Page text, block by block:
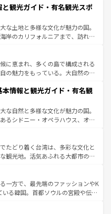
い。
や、スイスならではのユニークな
観光だけでなく町歩きも満喫する
得が高いため物価も高いが、旅行
サービスもあり、うまく活用すれ
観光ガイド・有名観光スポ
な土地と多様な文化が魅力の国。
岸のカリフォルニアまで、訪れる
光、ショッピング、エンターテイ
的なスポットだ。一方、アメリカ
、グランドキャニオンやイエロー
は、音楽と美食が融合した独特の
メリカの各地域で異なる魅力を楽
と豊かな歴史を感じることができ
トリップや列車の旅も、アメリカ
に恵まれ、多くの島で構成される
の魅力をもっている。大自然の神
た、定番の観光地といえばオアフ
めるならマウイ島やカウアイ島が
リーンに輝く海をはじめ、豊かな
る。「アロハスピリット」と呼ば
フードやハワイアンミュージッ
など、すべてがハワイの魅力を彩
新しい発見と感動が待っているハ
情報と観光ガイド・有名観
な自然と多様な文化が魅力の国。
るシドニー・オペラハウス、オー
にそびえるウルル（エアーズロッ
い原生林やケアンズの熱帯雨林な
。また、カフェやワイン、オージ
充実しており、サーフィンやダイ
、アウトドア好きにはたまらな
彩な魅力を存分に味わいつくそ
たどり着く台湾は、多彩な文化と
観光地。活気あふれる大都市の台
である台湾東部など、都市の喧騒
ており、訪れる人に新しい発見と
。また、奥深い台湾の食文化も魅
ーツなど、バラエティ豊かな料理
一方で、最先端のファッションやK
る韓国。首都ソウルの宮殿や伝統
四季折々の自然美を楽しむことが